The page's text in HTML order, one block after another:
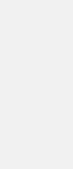
veličanstva, kralja
jih je še kot
oblikovalcev
povsem
inovativne in
raznolikih vrtnih
nam spotoma
obiskovalcih in
ogledali, kako so v
od svojih
Harry, kam so
princa Georgea,
princesko
postregli s
je v mali trgovini